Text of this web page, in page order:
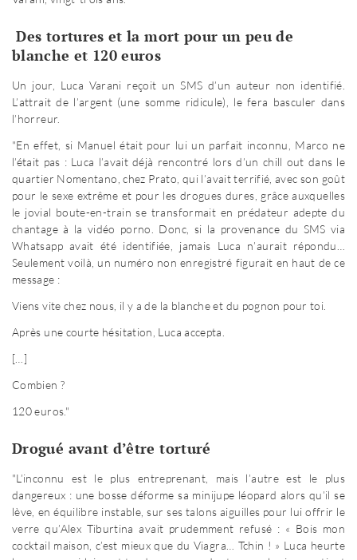
Des tortures et la mort pour un peu de
blanche et 120 euros
Un jour, Luca Varani reçoit un SMS d’un auteur non identifié.
L’attrait de l’argent (une somme ridicule), le fera basculer dans
l’horreur.
"En effet, si Manuel était pour lui un parfait inconnu, Marco ne
l’était pas : Luca l’avait déjà rencontré lors d’un chill out dans le
quartier Nomentano, chez Prato, qui l’avait terrifié, avec son goût
pour le sexe extrême et pour les drogues dures, grâce auxquelles
le jovial boute-en-train se transformait en prédateur adepte du
chantage à la vidéo porno. Donc, si la provenance du SMS via
Whatsapp avait été identifiée, jamais Luca n’aurait répondu…
Seulement voilà, un numéro non enregistré figurait en haut de ce
message :
Viens vite chez nous, il y a de la blanche et du pognon pour toi.
Après une courte hésitation, Luca accepta.
[…]
Combien ?
120 euros."
Drogué avant d’être torturé
"L’inconnu est le plus entreprenant, mais l’autre est le plus
dangereux : une bosse déforme sa minijupe léopard alors qu’il se
lève, en équilibre instable, sur ses talons aiguilles pour lui offrir le
verre qu’Alex Tiburtina avait prudemment refusé : « Bois mon
cocktail maison, c’est mieux que du Viagra… Tchin ! » Luca heurte